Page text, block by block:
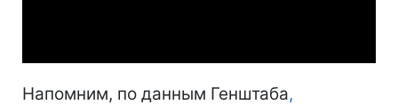
Напомним, по данным Генштаба,